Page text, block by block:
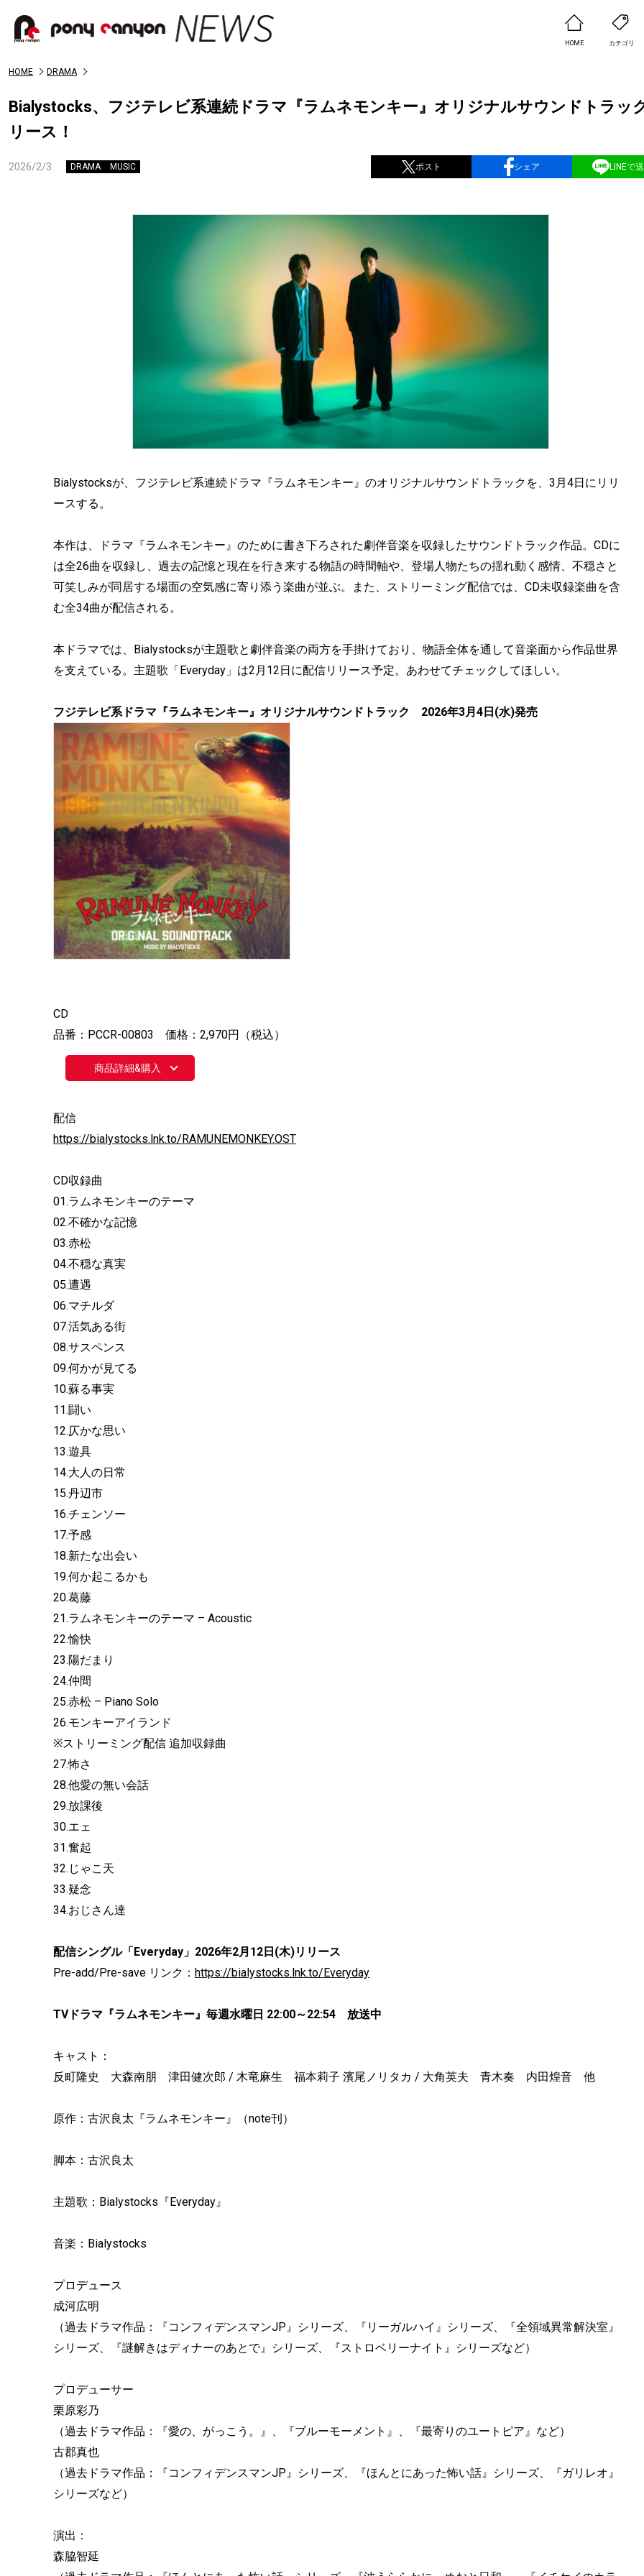
HOME カテゴリ
HOME DRAMA
Bialystocks、フジテレビ系連続ドラマ『ラムネモンキー』オリジナルサウンドトラッ
リース！
2026/2/3 DRAMA MUSIC ポスト シェア LINEで
Bialystocksが、フジテレビ系連続ドラマ『ラムネモンキー』のオリジナルサウンドトラックを、3月4日にリリ
ースする。
本作は、ドラマ『ラムネモンキー』のために書き下ろされた劇伴音楽を収録したサウンドトラック作品。CDに
は全26曲を収録し、過去の記憶と現在を行き来する物語の時間軸や、登場人物たちの揺れ動く感情、不穏さと
可笑しみが同居する場面の空気感に寄り添う楽曲が並ぶ。また、ストリーミング配信では、CD未収録楽曲を含
む全34曲が配信される。
本ドラマでは、Bialystocksが主題歌と劇伴音楽の両方を手掛けており、物語全体を通して音楽面から作品世界
を支えている。主題歌「Everyday」は2月12日に配信リリース予定。あわせてチェックしてほしい。
フジテレビ系ドラマ『ラムネモンキー』オリジナルサウンドトラック 2026年3月4日(水)発売
CD
品番：PCCR-00803 価格：2,970円（税込）
商品詳細&購入
配信
https://bialystocks.lnk.to/RAMUNEMONKEY.OST
CD収録曲
01.ラムネモンキーのテーマ
02.不確かな記憶
03.赤松
04.不穏な真実
05.遭遇
06.マチルダ
07.活気ある街
08.サスペンス
09.何かが見てる
10.蘇る事実
11.闘い
12.仄かな思い
13.遊具
14.大人の日常
15.丹辺市
16.チェンソー
17.予感
18.新たな出会い
19.何か起こるかも
20.葛藤
21.ラムネモンキーのテーマ – Acoustic
22.愉快
23.陽だまり
24.仲間
25.赤松 – Piano Solo
26.モンキーアイランド
※ストリーミング配信 追加収録曲
27.怖さ
28.他愛の無い会話
29.放課後
30.エェ
31.奮起
32.じゃこ天
33.疑念
34.おじさん達
配信シングル「Everyday」2026年2月12日(木)リリース
Pre-add/Pre-save リンク： https://bialystocks.lnk.to/Everyday
TVドラマ『ラムネモンキー』毎週水曜日 22:00～22:54 放送中
キャスト：
反町隆史 大森南朋 津田健次郎 / 木竜麻生 福本莉子 濱尾ノリタカ / 大角英夫 青木奏 内田煌音 他
原作：古沢良太『ラムネモンキー』（note刊）
脚本：古沢良太
主題歌：Bialystocks『Everyday』
音楽：Bialystocks
プロデュース
成河広明
（過去ドラマ作品：『コンフィデンスマンJP』シリーズ、『リーガルハイ』シリーズ、『全領域異常解決室』
シリーズ、『謎解きはディナーのあとで』シリーズ、『ストロベリーナイト』シリーズなど）
プロデューサー
栗原彩乃
（過去ドラマ作品：『愛の、がっこう。』、『ブルーモーメント』、『最寄りのユートピア』など）
古郡真也
（過去ドラマ作品：『コンフィデンスマンJP』シリーズ、『ほんとにあった怖い話』シリーズ、『ガリレオ』
シリーズなど）
演出：
森脇智延